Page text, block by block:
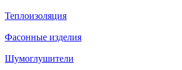
Теплоизоляция
Фасонные изделия
Шумоглушители